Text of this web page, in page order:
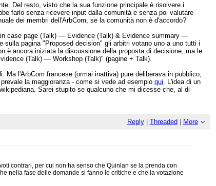
Del resto, visto che la sua funzione principale è risolvere i
farlo senza ricevere input dalla comunità e senza poi valutare
dei membri dell'ArbCom, se la comunità non è d'accordo?
case page (Talk) — Evidence (Talk) & Evidence summary —
pagina "Proposed decision" gli arbitri votano uno a uno tutti i
è ancora iniziata la discussione della proposta di decisione, ma le
(Talk) — Workshop (Talk)" (pagine + Talk).
l'ArbCom francese (ormai inattiva) pure deliberava in pubblico,
la maggioranza - come si vede ad esempioqui . L'idea di un
Sarei stupito se qualcuno che mi dicesse che, al di
Reply| Threaded More
contrari, per cui non ha senso che Quinlan se la prenda con
nella fase delle domande si fanno le critiche e che la votazione